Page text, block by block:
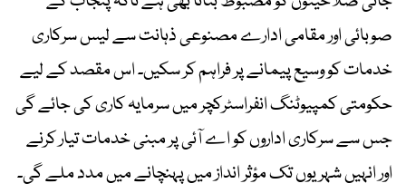
صوبائی اور مقامی ادارے مصنوعی ذہانت سے لیس سرکاری
خدمات کو وسیع پیمانے پر فراہم کر سکیں۔ اس مقصد کے لیے
حکومتی کمپیوٹنگ انفراسٹرکچر میں سرمایہ کاری کی جائے گی
جس سے سرکاری اداروں کو اے آئی پر مبنی خدمات تیار کرنے
اور انہیں شہریوں تک مؤثر انداز میں پہنچانے میں مدد ملے گی۔